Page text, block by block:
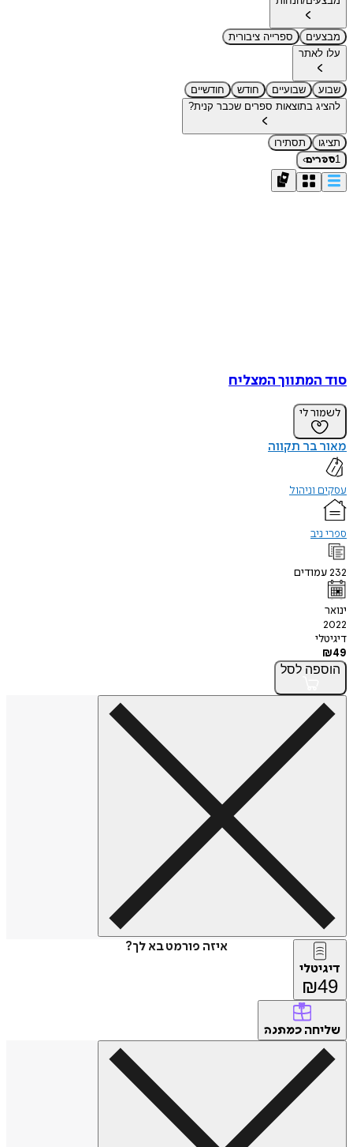
מבצעים
ספרייה ציבורית
עלו לאתר
שבוע שבועיים חודש
חודשיים
להציג בתוצאות ספרים שכבר קנית?
תציגו
תסתירו
1ספרים›
סוד המתווך המצליח
לשמור לי
מאור בר תקווה
עסקים וניהול
ספרי ניב
232עמודים
ינואר
2022
דיגיטלי
₪49
הוספה לסל
איזה פורמט בא לך?
דיגיטלי
₪49
שליחה כמתנה